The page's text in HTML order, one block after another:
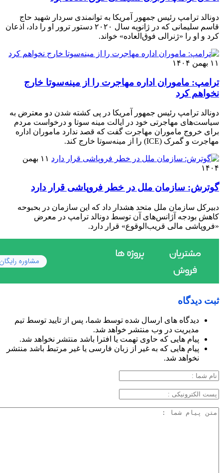
دونالد ترامپ رئیس جمهور آمریکا به توانمندی سردار شهید حاج
قاسم سلیمانی که در ژانویه سال ۲۰۲۰ دستور ترور او را داد، اذعان
کرد و او را «ژنرالی فوق‌العاده» خواند.
۱۱ بهمن ۱۴۰۴
ترامپ: ماموران اداره مهاجرت را از مینه‌سوتا خارج
نخواهم کرد
دونالد ترامپ رئیس جمهور آمریکا در پی کشته شدن دو معترض به
سیاست‌های مهاجرتی خود در ایالت مینه سوتا و درخواست مردم
برای خروج ماموران مهاجرت گفت که قصد ندارد ماموران اداره
مهاجرت و گمرک (ICE) را از مینه‌سوتا خارج کند.
۱۱ بهمن
۱۴۰۴
گوترش: سازمان ملل در خطر فروپاشی قرار دارد
دبیرکل سازمان ملل متحد هشدار داد که این سازمان در بحبوحه
کاهش بودجه آژانس‌های آن توسط دونالد ترامپ در معرض
«فروپاشی مالی قریب‌الوقوع» قرار دارد.
ثبت دیدگاه
دیدگاه های ارسال شده توسط شما، پس از تایید توسط تیم
مدیریت در وب منتشر خواهد شد.
پیام هایی که حاوی تهمت یا افترا باشد منتشر نخواهد شد.
پیام هایی که به غیر از زبان فارسی یا غیر مرتبط باشد منتشر
نخواهد شد.